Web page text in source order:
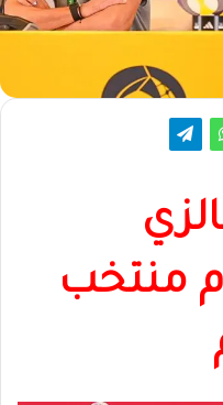
منتخب